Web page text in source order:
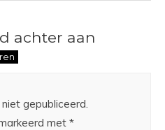
achter aan
gepubliceerd.
met *